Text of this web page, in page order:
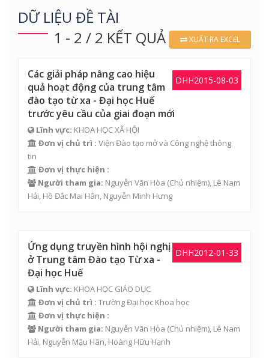
DỮ LIỆU ĐỀ TÀI
1 - 2 / 2 KẾT QUẢ
XUẤT RA EXCEL
DHH2015-08-03
Các giải pháp nâng cao hiệu
quả hoạt động của trung tâm
đào tạo từ xa - Đại học Huế
trước yêu cầu của giai đoạn mới
Lĩnh vực: KHOA HỌC XÃ HỘI
Đơn vị chủ trì : Viện Đào tạo mở và Công nghệ thông
tin
Đơn vị thực hiện :
Người tham gia: Nguyễn Văn Hòa (Chủ nhiệm), Lê Nam
Hải, Hồ Đắc Mai Hân, Nguyễn Minh Hưng
DHH2012-01-33
Ứng dụng truyền hình hội nghị
ở Trung tâm Đào tạo Từ xa -
Đại học Huế
Lĩnh vực: KHOA HỌC GIÁO DỤC
Đơn vị chủ trì : Trường Đại học Khoa học
Đơn vị thực hiện :
Người tham gia: Nguyễn Văn Hòa (Chủ nhiệm), Lê Nam
Hải, Nguyễn Mậu Hân, Hoàng Hữu Hạnh